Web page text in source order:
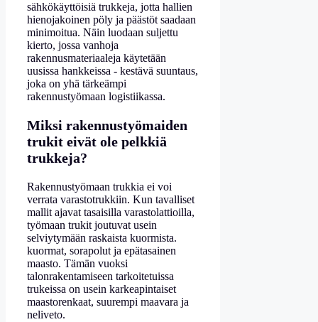
sähkökäyttöisiä trukkeja, jotta hallien
hienojakoinen pöly ja päästöt saadaan
minimoitua. Näin luodaan suljettu
kierto, jossa vanhoja
rakennusmateriaaleja käytetään
uusissa hankkeissa - kestävä suuntaus,
joka on yhä tärkeämpi
rakennustyömaan logistiikassa.
Miksi rakennustyömaiden
trukit eivät ole pelkkiä
trukkeja?
Rakennustyömaan trukkia ei voi
verrata varastotrukkiin. Kun tavalliset
mallit ajavat tasaisilla varastolattioilla,
työmaan trukit joutuvat usein
selviytymään raskaista kuormista.
kuormat, sorapolut ja epätasainen
maasto. Tämän vuoksi
talonrakentamiseen tarkoitetuissa
trukeissa on usein karkeapintaiset
maastorenkaat, suurempi maavara ja
neliveto.